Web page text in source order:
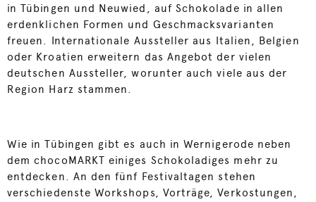
in Tübingen und Neuwied, auf Schokolade in allen
erdenklichen Formen und Geschmacksvarianten
freuen. Internationale Aussteller aus Italien, Belgien
oder Kroatien erweitern das Angebot der vielen
deutschen Aussteller, worunter auch viele aus der
Region Harz stammen.
Wie in Tübingen gibt es auch in Wernigerode neben
dem chocoMARKT einiges Schokoladiges mehr zu
entdecken. An den fünf Festivaltagen stehen
verschiedenste Workshops, Vorträge, Verkostungen,